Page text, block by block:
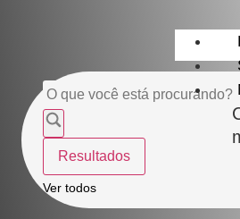
Resultados
Ver todos